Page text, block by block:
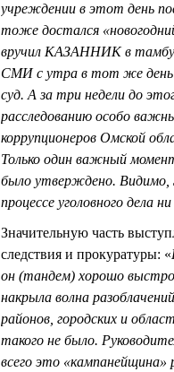
учреждении в этот день
тоже достался
вручил КАЗАННИК в
СМИ с утра в тот же день
суд. А за три недели до
расследованию особо
коррупционеров Омской
Только один важный
было утверждено. Видимо,
процессе уголовного дела
Значительную часть
следствия и прокуратуры: «
он (тандем) хорошо
накрыла волна
районов, городских и
такого не было.
всего это